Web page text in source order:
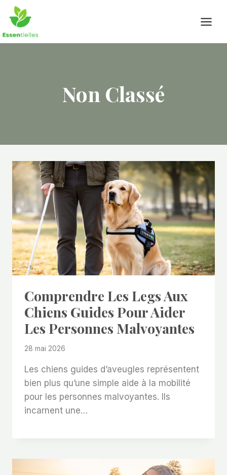
Skip
content
Non Classé
Comprendre Les Legs Aux
Chiens Guides Pour Aider
Les Personnes Malvoyantes
28 mai 2026
Les chiens guides d’aveugles représentent
bien plus qu’une simple aide à la mobilité
pour les personnes malvoyantes. Ils
incarnent une…